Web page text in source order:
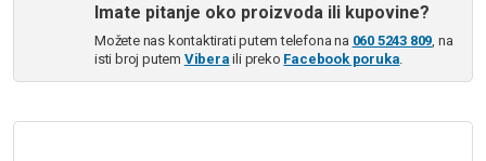
Imate pitanje oko proizvoda ili kupovine?
Možete nas kontaktirati putem telefona na 060 5243 809, na
isti broj putem Vibera ili preko Facebook poruka.